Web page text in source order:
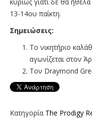
13-14ου παίκτη.
Σημειώσεις:
Το νικητήριο
αγωνίζεται στον
Τον Draymond
Κατηγορία The Prodigy